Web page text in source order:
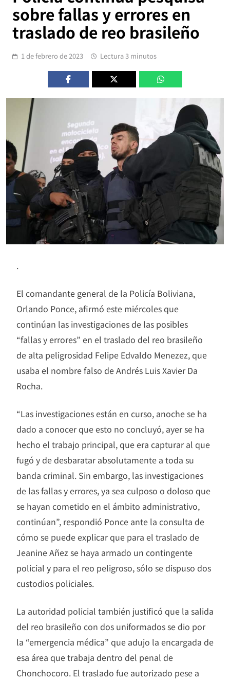
sobre fallas y errores en
traslado de reo brasileño
1 de febrero de 2023 Lectura 3 minutos
.
El comandante general de la Policía Boliviana,
Orlando Ponce, afirmó este miércoles que
continúan las investigaciones de las posibles
“fallas y errores” en el traslado del reo brasileño
de alta peligrosidad Felipe Edvaldo Menezez, que
usaba el nombre falso de Andrés Luis Xavier Da
Rocha.
“Las investigaciones están en curso, anoche se ha
dado a conocer que esto no concluyó, ayer se ha
hecho el trabajo principal, que era capturar al que
fugó y de desbaratar absolutamente a toda su
banda criminal. Sin embargo, las investigaciones
de las fallas y errores, ya sea culposo o doloso que
se hayan cometido en el ámbito administrativo,
continúan”, respondió Ponce ante la consulta de
cómo se puede explicar que para el traslado de
Jeanine Añez se haya armado un contingente
policial y para el reo peligroso, sólo se dispuso dos
custodios policiales.
La autoridad policial también justificó que la salida
del reo brasileño con dos uniformados se dio por
la “emergencia médica” que adujo la encargada de
esa área que trabaja dentro del penal de
Chonchocoro. El traslado fue autorizado pese a